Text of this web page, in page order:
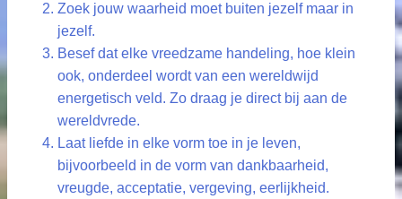
Zoek jouw waarheid moet buiten jezelf maar in
jezelf.
Besef dat elke vreedzame handeling, hoe klein
ook, onderdeel wordt van een wereldwijd
energetisch veld. Zo draag je direct bij aan de
wereldvrede.
Laat liefde in elke vorm toe in je leven,
bijvoorbeeld in de vorm van dankbaarheid,
vreugde, acceptatie, vergeving, eerlijkheid.